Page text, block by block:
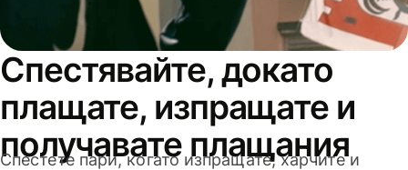
Спестявайте, докато
плащате, изпращате и
получавате плащания
Спестете пари, когато изпращате, харчите и